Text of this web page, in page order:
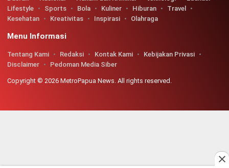
Lifestyle
Sports Bola Kuliner Hiburan
Travel
Kesehatan
Kreativitas Inspirasi Olahraga
Menu Informasi
Tentang Kami Redaksi Kontak Kami
Kebijakan Privasi
Disclaimer
Pedoman Media Siber
Copyright © 2026 MetroPapua News. All rights reserved.